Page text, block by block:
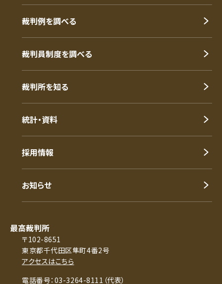
裁判例を調べる
裁判員制度を調べる
裁判所を知る
統計・資料
採用情報
お知らせ
最高裁判所
〒102-8651
東京都千代田区隼町4番2号
アクセスはこちら
電話番号：03-3264-8111（代表）